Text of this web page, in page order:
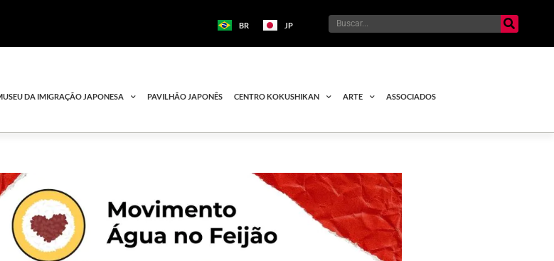
BR JP
DA IMIGRAÇÃO JAPONESA PAVILHÃO JAPONÊS CENTRO KOKUSHIKAN ARTE ASSOCIADOS